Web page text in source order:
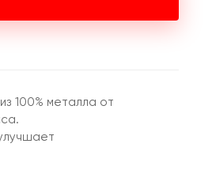
100% металла от